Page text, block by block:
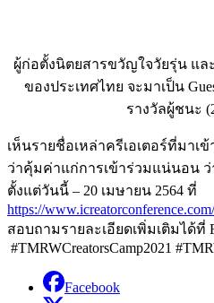
ผู้ก่อตั้งนิตยสารขวัญใจวัยรุ่น แ
ของประเทศไทย จะมาเป็น
รางวัลผู้ชนะ
เห็นรายชื่อเหล่าครีเอเตอร์ที่มาเ
ว่าคุ้มค่าแก่การเข้าร่วมแน่นอน
ตั้งแต่วันนี้ – 20 เมษายน 2564 ที่
https://
สอบถามรายละเอียดเพิ่มเติมได้ที่
#TMRWCreatorsCamp2021
Facebook